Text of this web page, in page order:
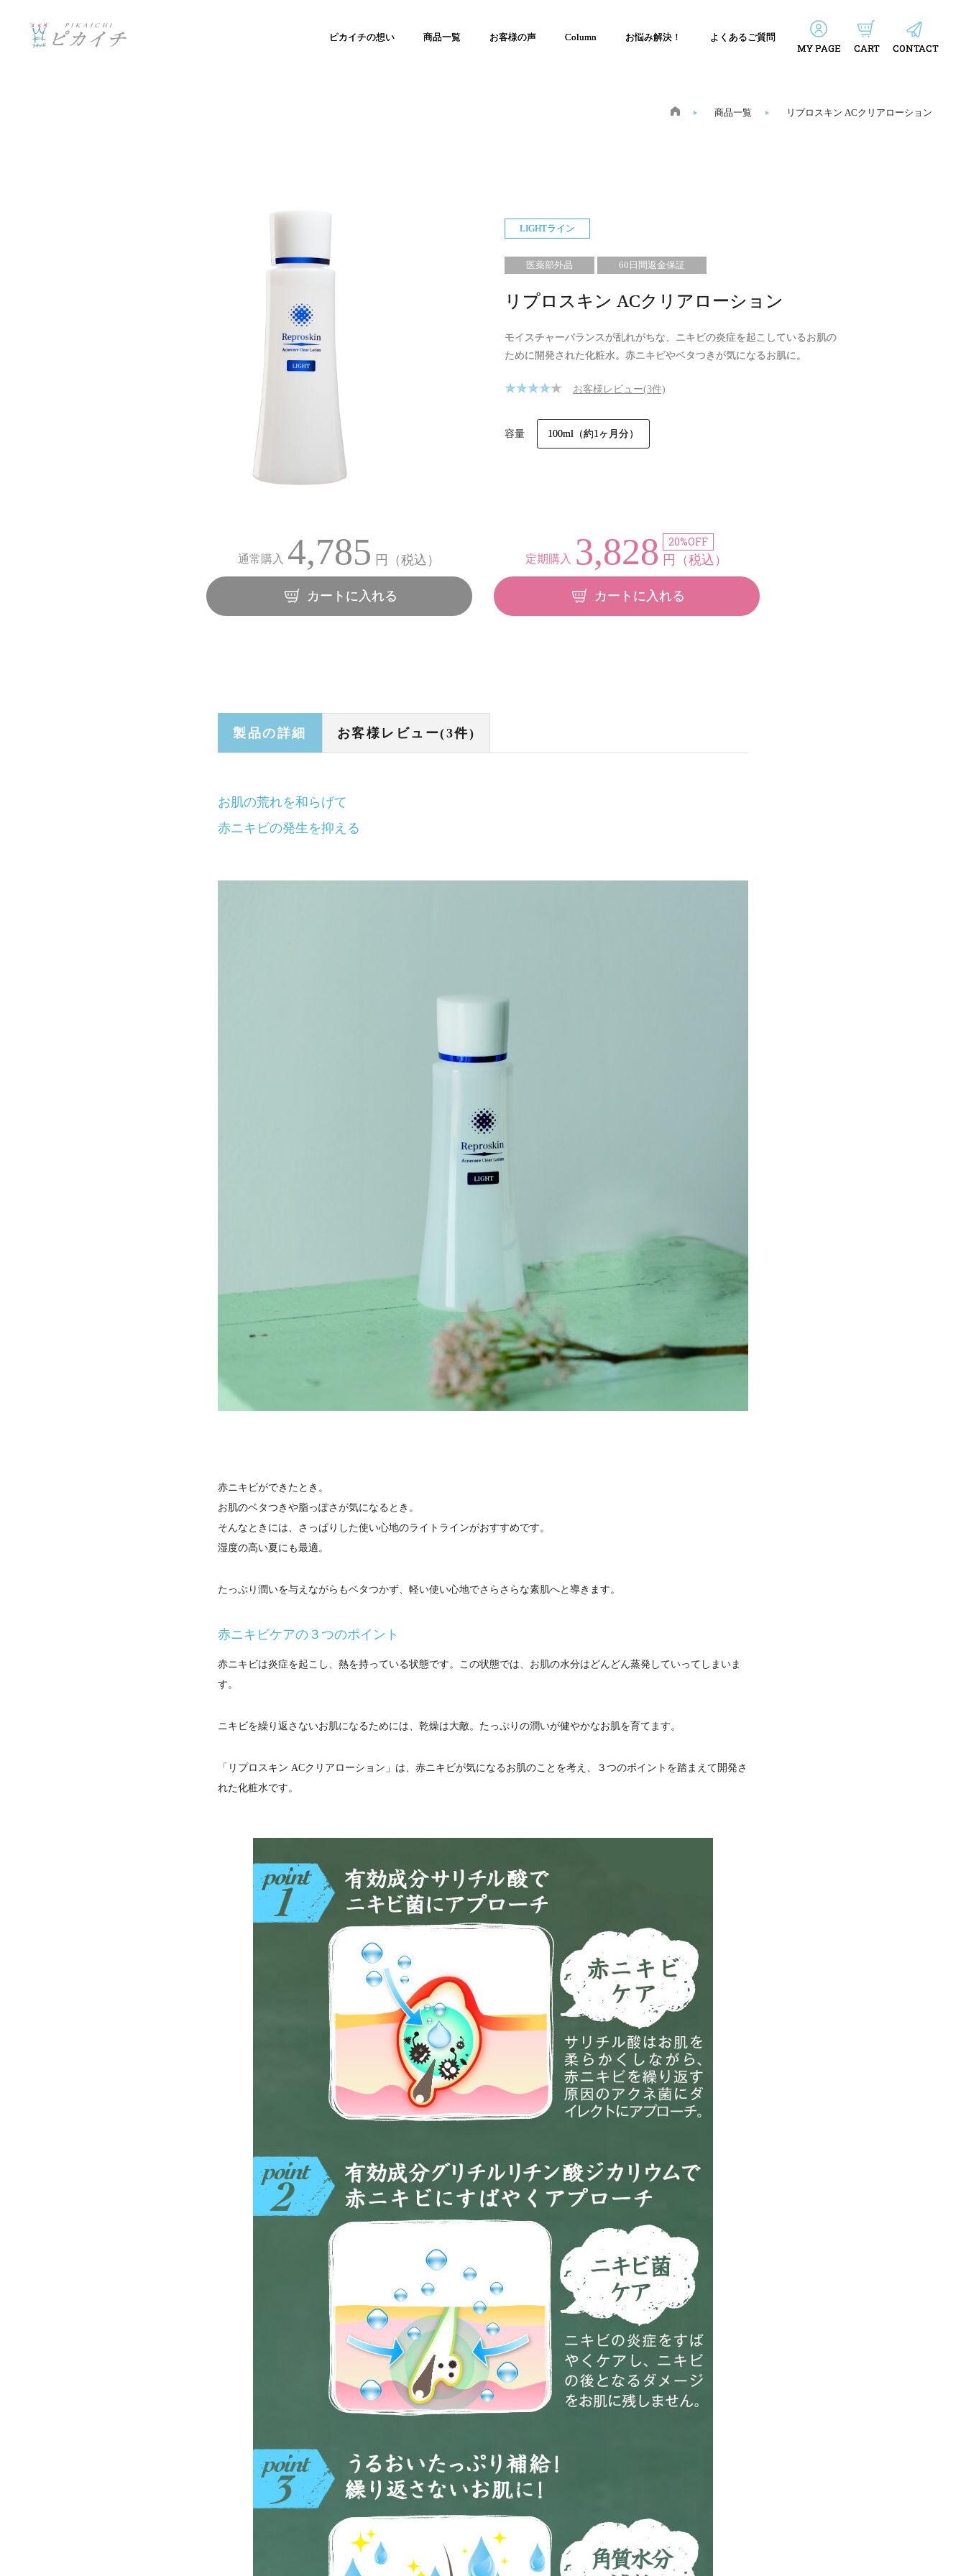
ピカイチの想い 商品一覧 お客様の声 Column お悩み解決！ よくあるご質問
MY PAGE CART CONTACT
商品一覧 リプロスキン ACクリアローション
LIGHTライン
医薬部外品 60日間返金保証
リプロスキン ACクリアローション
モイスチャーバランスが乱れがちな、ニキビの炎症を起こしているお肌の
ために開発された化粧水。赤ニキビやベタつきが気になるお肌に。
お客様レビュー(3件)
容量 100ml（約1ヶ月分）
通常購入 4,785 円（税込）
カートに入れる
定期購入 3,828 20%OFF
円（税込）
カートに入れる
製品の詳細 お客様レビュー(3件)
お肌の荒れを和らげて
赤ニキビの発生を抑える
赤ニキビができたとき。
お肌のベタつきや脂っぽさが気になるとき。
そんなときには、さっぱりした使い心地のライトラインがおすすめです。
湿度の高い夏にも最適。
たっぷり潤いを与えながらもベタつかず、軽い使い心地でさらさらな素肌へと導きます。
赤ニキビケアの３つのポイント
赤ニキビは炎症を起こし、熱を持っている状態です。この状態では、お肌の水分はどんどん蒸発していってしまいま
す。
ニキビを繰り返さないお肌になるためには、乾燥は大敵。たっぷりの潤いが健やかなお肌を育てます。
「リプロスキン ACクリアローション」は、赤ニキビが気になるお肌のことを考え、３つのポイントを踏まえて開発さ
れた化粧水です。